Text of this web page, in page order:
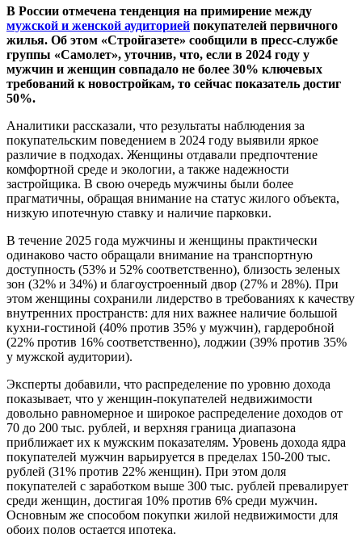
В России отмечена тенденция на примирение между
мужской и женской аудиторией покупателей первичного
жилья. Об этом «Стройгазете» сообщили в пресс-службе
группы «Самолет», уточнив, что, если в 2024 году у
мужчин и женщин совпадало не более 30% ключевых
требований к новостройкам, то сейчас показатель достиг
50%.
Аналитики рассказали, что результаты наблюдения за
покупательским поведением в 2024 году выявили яркое
различие в подходах. Женщины отдавали предпочтение
комфортной среде и экологии, а также надежности
застройщика. В свою очередь мужчины были более
прагматичны, обращая внимание на статус жилого объекта,
низкую ипотечную ставку и наличие парковки.
В течение 2025 года мужчины и женщины практически
одинаково часто обращали внимание на транспортную
доступность (53% и 52% соответственно), близость зеленых
зон (32% и 34%) и благоустроенный двор (27% и 28%). При
этом женщины сохранили лидерство в требованиях к качеству
внутренних пространств: для них важнее наличие большой
кухни-гостиной (40% против 35% у мужчин), гардеробной
(22% против 16% соответственно), лоджии (39% против 35%
у мужской аудитории).
Эксперты добавили, что распределение по уровню дохода
показывает, что у женщин-покупателей недвижимости
довольно равномерное и широкое распределение доходов от
70 до 200 тыс. рублей, и верхняя граница диапазона
приближает их к мужским показателям. Уровень дохода ядра
покупателей мужчин варьируется в пределах 150-200 тыс.
рублей (31% против 22% женщин). При этом доля
покупателей с заработком выше 300 тыс. рублей превалирует
среди женщин, достигая 10% против 6% среди мужчин.
Основным же способом покупки жилой недвижимости для
обоих полов остается ипотека.